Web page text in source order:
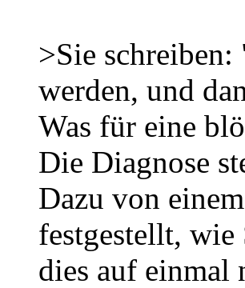
>Sie
werden, und
Was für eine
Die Diagnose
Dazu von
festgestellt,
dies auf einmal